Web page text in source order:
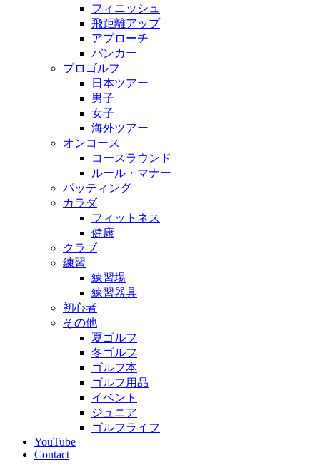
フィニッシュ
飛距離アップ
アプローチ
バンカー
プロゴルフ
日本ツアー
男子
女子
海外ツアー
オンコース
コースラウンド
ルール・マナー
パッティング
カラダ
フィットネス
健康
クラブ
練習
練習場
練習器具
初心者
その他
夏ゴルフ
冬ゴルフ
ゴルフ本
ゴルフ用品
イベント
ジュニア
ゴルフライフ
YouTube
Contact